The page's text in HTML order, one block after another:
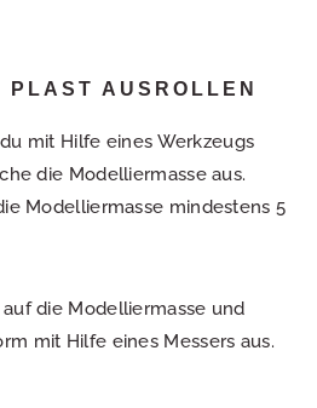
AUSROLLEN
mit Hilfe eines Werkzeugs
die Modelliermasse aus.
Modelliermasse mindestens 5
die Modelliermasse und
mit Hilfe eines Messers aus.